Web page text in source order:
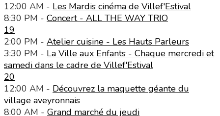
12:00 AM - Les Mardis cinéma de Villef'Estival
8:30 PM - Concert - ALL THE WAY TRIO
19
2:00 PM - Atelier cuisine - Les Hauts Parleurs
3:30 PM - La Ville aux Enfants - Chaque mercredi et
samedi dans le cadre de Villef'Estival
20
12:00 AM - Découvrez la maquette géante du
village aveyronnais
8:00 AM - Grand marché du jeudi